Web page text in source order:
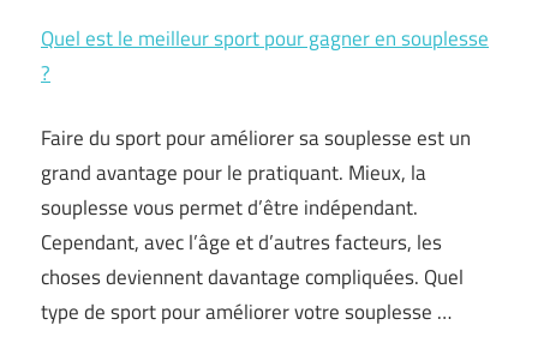
Quel est le meilleur sport pour gagner en souplesse
?
Faire du sport pour améliorer sa souplesse est un
grand avantage pour le pratiquant. Mieux, la
souplesse vous permet d’être indépendant.
Cependant, avec l’âge et d’autres facteurs, les
choses deviennent davantage compliquées. Quel
type de sport pour améliorer votre souplesse …